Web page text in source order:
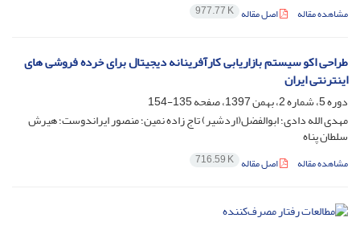
مشاهده مقاله اصل مقاله 977.77 K
طراحی اکو سیستم بازاریابی کارآفرینانه دیجیتال برای خرده فروشی های
اینترنتی ایران
دوره 5، شماره 2، بهمن 1397، صفحه
135-154
مهدی الله دادی؛ ابوالفضل(اردشیر) تاج زاده نمین؛ منصور ایراندوست؛ هیرش
سلطان پناه
مشاهده مقاله اصل مقاله 716.59 K